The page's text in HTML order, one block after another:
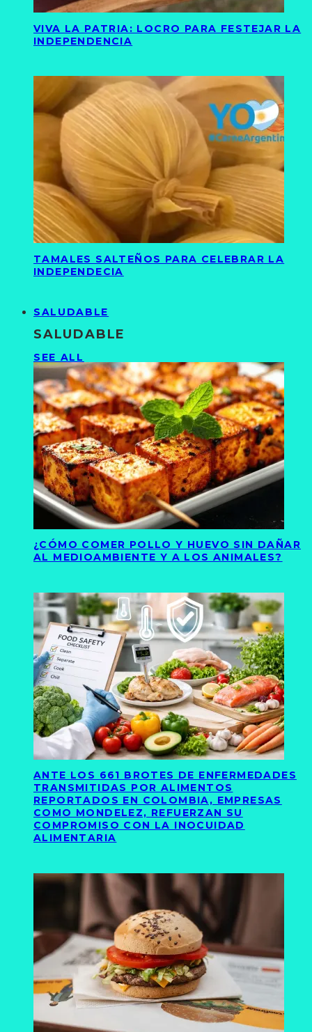
VIVA LA PATRIA: LOCRO PARA FESTEJAR LA
INDEPENDENCIA
TAMALES SALTEÑOS PARA CELEBRAR LA
INDEPENDECIA
SALUDABLE
SALUDABLE
SEE ALL
¿CÓMO COMER POLLO Y HUEVO SIN DAÑAR
AL MEDIOAMBIENTE Y A LOS ANIMALES?
ANTE LOS 661 BROTES DE ENFERMEDADES
TRANSMITIDAS POR ALIMENTOS
REPORTADOS EN COLOMBIA, EMPRESAS
COMO MONDELEZ, REFUERZAN SU
COMPROMISO CON LA INOCUIDAD
ALIMENTARIA